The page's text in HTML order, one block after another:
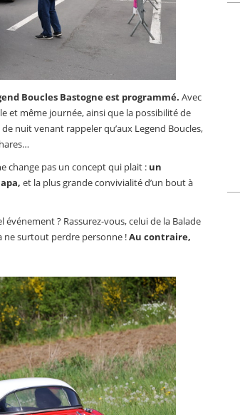
Boucles Bastogne est programmé. Avec
et même journée, ainsi que la possibilité de
de nuit venant rappeler qu’aux Legend Boucles,
change pas un concept qui plait : un
et la plus grande convivialité d’un bout à
? Rassurez-vous, celui de la Balade
ne surtout perdre personne !Au contraire,